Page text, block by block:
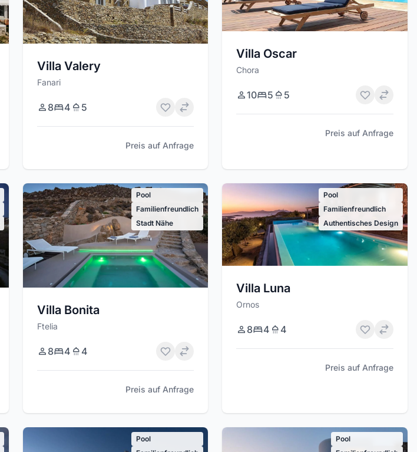
Villa Valery
Fanari
8 4 5
Preis auf Anfrage
Villa Oscar
Chora
10 5 5
Preis auf Anfrage
Pool
Familienfreundlich
Stadt Nähe
Villa Bonita
Ftelia
8 4 4
Preis auf Anfrage
Pool
Familienfreundlich
Authentisches Design
Villa Luna
Ornos
8 4 4
Preis auf Anfrage
Pool
Pool